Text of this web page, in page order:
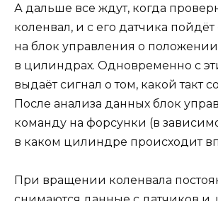
А дальше все ждут, когда
коленвал, и с его датчика пойдёт
на блок управления о
в цилиндрах. Одновременно с
выдаёт сигнал о том, какой такт
После анализа данных блок
команду на форсунки (в
в каком цилиндре происходит
При вращении коленвала